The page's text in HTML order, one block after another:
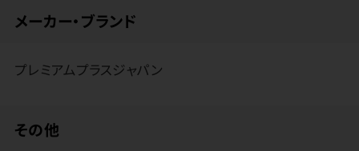
メーカー・ブランド
プレミアムプラスジャパン
その他